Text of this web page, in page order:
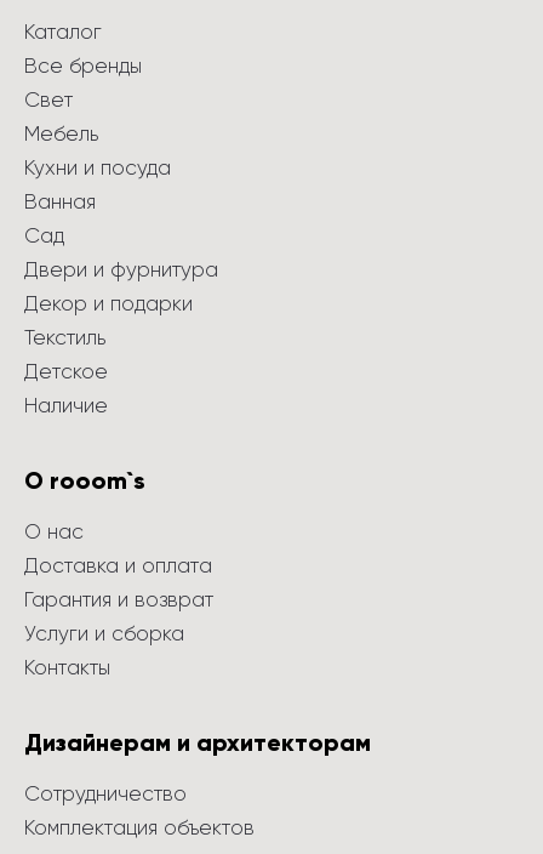
Каталог
Все бренды
Свет
Мебель
Кухни и посуда
Ванная
Сад
Двери и фурнитура
Декор и подарки
Текстиль
Детское
Наличие
О rooom`s
О нас
Доставка и оплата
Гарантия и возврат
Услуги и сборка
Контакты
Дизайнерам и архитекторам
Сотрудничество
Комплектация объектов